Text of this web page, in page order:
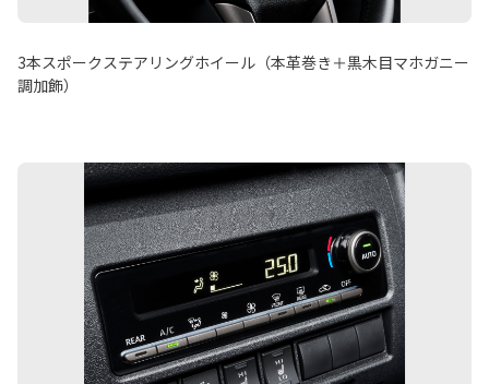
3本スポークステアリングホイール（本革巻き＋黒木目マホガニー
調加飾）